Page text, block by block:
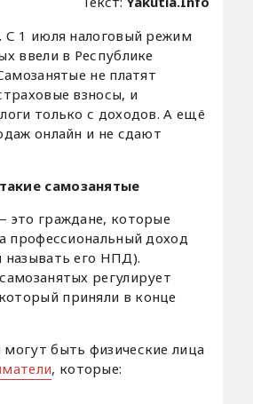
С 1 июля налоговый режим
ввели в Республике
не платят
взносы, и
только с доходов. А ещё
онлайн и не сдают
самозанятые
это граждане, которые
профессиональный доход
его НПД).
регулирует
приняли в конце
быть физические лица
, которые: